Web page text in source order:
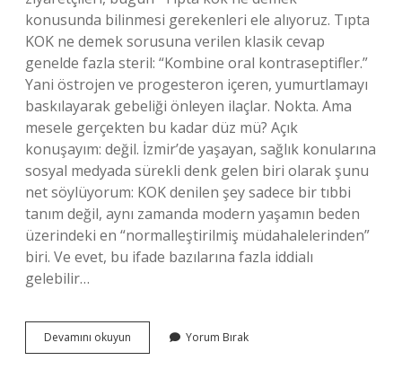
konusunda bilinmesi gerekenleri ele alıyoruz. Tıpta
KOK ne demek sorusuna verilen klasik cevap
genelde fazla steril: “Kombine oral kontraseptifler.”
Yani östrojen ve progesteron içeren, yumurtlamayı
baskılayarak gebeliği önleyen ilaçlar. Nokta. Ama
mesele gerçekten bu kadar düz mü? Açık
konuşayım: değil. İzmir’de yaşayan, sağlık konularına
sosyal medyada sürekli denk gelen biri olarak şunu
net söylüyorum: KOK denilen şey sadece bir tıbbi
tanım değil, aynı zamanda modern yaşamın beden
üzerindeki en “normalleştirilmiş müdahalelerinden”
biri. Ve evet, bu ifade bazılarına fazla iddialı
gelebilir…
Devamını okuyun
kok
Yorum Bırak